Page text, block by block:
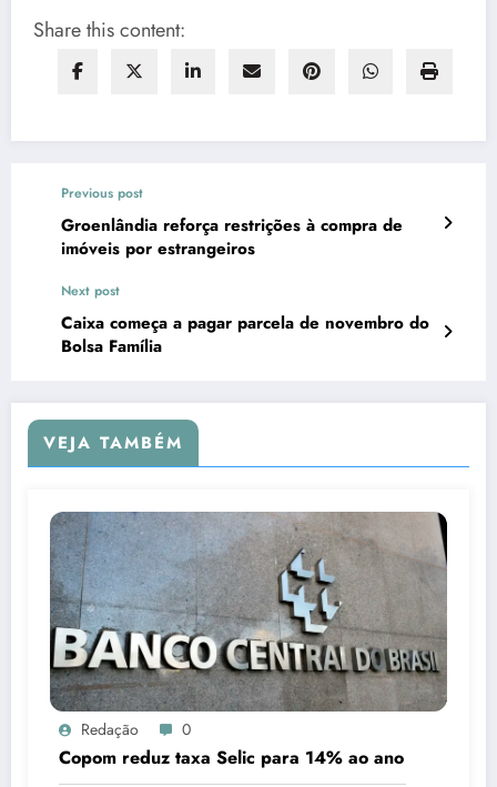
Share this content:
Previous post
Groenlândia reforça restrições à compra de
imóveis por estrangeiros
Next post
Caixa começa a pagar parcela de novembro do
Bolsa Família
VEJA TAMBÉM
Redação 0
Copom reduz taxa Selic para 14% ao ano